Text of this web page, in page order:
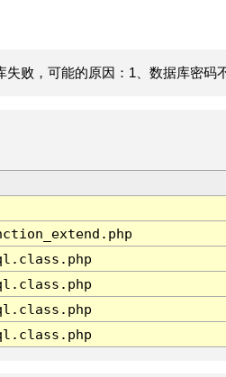
败，可能的原因：1、数据库密码